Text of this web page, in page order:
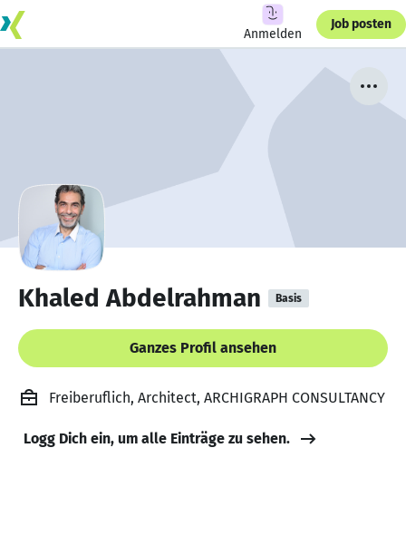
Anmelden
Job posten
Khaled Abdelrahman Basis
Ganzes Profil ansehen
Freiberuflich, Architect, ARCHIGRAPH CONSULTANCY
Logg Dich ein, um alle Einträge zu sehen.